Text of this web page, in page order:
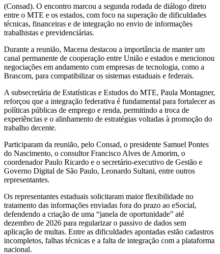
(Consad). O encontro marcou a segunda rodada de diálogo direto
entre o MTE e os estados, com foco na superação de dificuldades
técnicas, financeiras e de integração no envio de informações
trabalhistas e previdenciárias.
Durante a reunião, Macena destacou a importância de manter um
canal permanente de cooperação entre União e estados e mencionou
negociações em andamento com empresas de tecnologia, como a
Brascom, para compatibilizar os sistemas estaduais e federais.
A subsecretária de Estatísticas e Estudos do MTE, Paula Montagner,
reforçou que a integração federativa é fundamental para fortalecer as
políticas públicas de emprego e renda, permitindo a troca de
experiências e o alinhamento de estratégias voltadas à promoção do
trabalho decente.
Participaram da reunião, pelo Consad, o presidente Samuel Pontes
do Nascimento, o consultor Francisco Alves de Amorim, o
coordenador Paulo Ricardo e o secretário-executivo de Gestão e
Governo Digital de São Paulo, Leonardo Sultani, entre outros
representantes.
Os representantes estaduais solicitaram maior flexibilidade no
tratamento das informações enviadas fora do prazo ao eSocial,
defendendo a criação de uma “janela de oportunidade” até
dezembro de 2026 para regularizar o passivo de dados sem
aplicação de multas. Entre as dificuldades apontadas estão cadastros
incompletos, falhas técnicas e a falta de integração com a plataforma
nacional.